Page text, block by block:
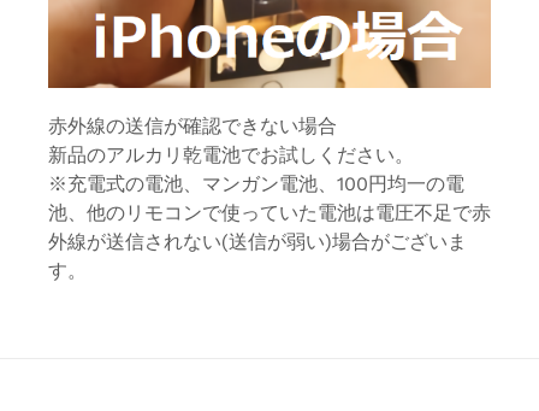
赤外線の送信が確認できない場合
新品のアルカリ乾電池でお試しください。
※充電式の電池、マンガン電池、100円均一の電
池、他のリモコンで使っていた電池は電圧不足で赤
外線が送信されない(送信が弱い)場合がございま
す。